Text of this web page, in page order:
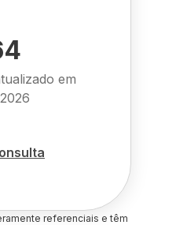
em
referenciais e têm